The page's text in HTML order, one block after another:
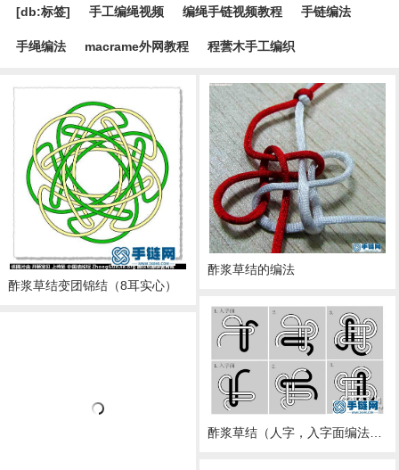
[db:标签] 手工编绳视频 编绳手链视频教程 手链编法
手绳编法 macrame外网教程 程蕓木手工编织
酢浆草结变团锦结（8耳实心）
酢浆草结的编法
酢浆草结（人字，入字面编法） 如意结编法走线图！！！